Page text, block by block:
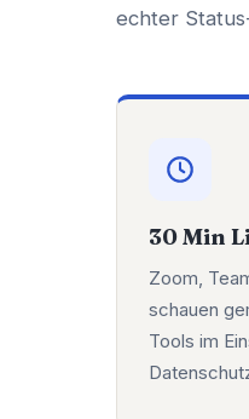
echter
30 Min
Zoom,
schauen
Tools im